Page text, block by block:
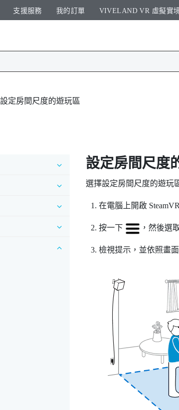
支援服務 我的訂單 VIVELAND VR 虛擬實
設定房間尺度的遊玩區
設定房間尺度
選擇設定房間尺度的遊玩
在電腦上開啟 SteamVR
按一下 ，然後選
檢視提示，並依照畫